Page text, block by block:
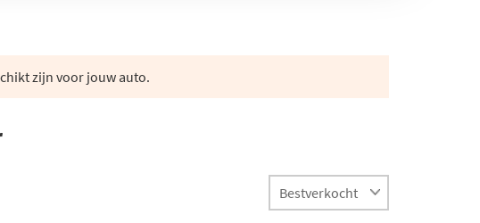
zijn voor jouw auto.